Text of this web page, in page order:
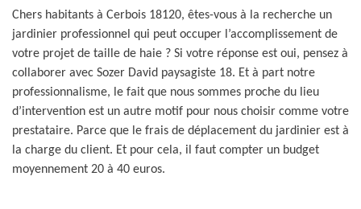
Chers habitants à Cerbois 18120, êtes-vous à la recherche un
jardinier professionnel qui peut occuper l’accomplissement de
votre projet de taille de haie ? Si votre réponse est oui, pensez à
collaborer avec Sozer David paysagiste 18. Et à part notre
professionnalisme, le fait que nous sommes proche du lieu
d’intervention est un autre motif pour nous choisir comme votre
prestataire. Parce que le frais de déplacement du jardinier est à
la charge du client. Et pour cela, il faut compter un budget
moyennement 20 à 40 euros.